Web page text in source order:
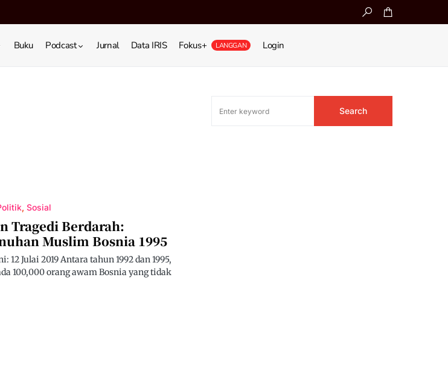
Buku Podcast Jurnal Data IRIS Fokus+ LANGGAN Login
Sosial
Tragedi Berdarah:
Muslim Bosnia 1995
12 Julai 2019 Antara tahun 1992 dan 1995,
100,000 orang awam Bosnia yang tidak
Search